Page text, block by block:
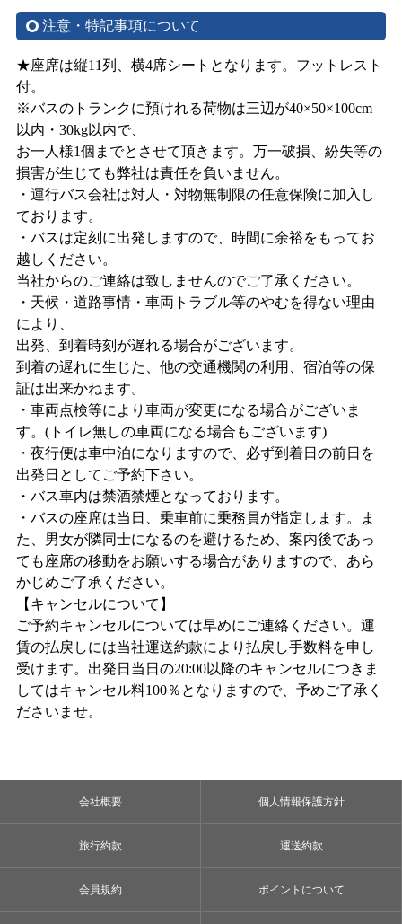
注意・特記事項について
★座席は縦11列、横4席シートとなります。フットレスト
付。
※バスのトランクに預けれる荷物は三辺が40×50×100cm
以内・30kg以内で、
お一人様1個までとさせて頂きます。万一破損、紛失等の
損害が生じても弊社は責任を負いません。
・運行バス会社は対人・対物無制限の任意保険に加入し
ております。
・バスは定刻に出発しますので、時間に余裕をもってお
越しください。
当社からのご連絡は致しませんのでご了承ください。
・天候・道路事情・車両トラブル等のやむを得ない理由
により、
出発、到着時刻が遅れる場合がございます。
到着の遅れに生じた、他の交通機関の利用、宿泊等の保
証は出来かねます。
・車両点検等により車両が変更になる場合がございま
す。(トイレ無しの車両になる場合もございます)
・夜行便は車中泊になりますので、必ず到着日の前日を
出発日としてご予約下さい。
・バス車内は禁酒禁煙となっております。
・バスの座席は当日、乗車前に乗務員が指定します。ま
た、男女が隣同士になるのを避けるため、案内後であっ
ても座席の移動をお願いする場合がありますので、あら
かじめご了承ください。
【キャンセルについて】
ご予約キャンセルについては早めにご連絡ください。運
賃の払戻しには当社運送約款により払戻し手数料を申し
受けます。出発日当日の20:00以降のキャンセルにつきま
してはキャンセル料100％となりますので、予めご了承く
ださいませ。
会社概要 個人情報保護方針
旅行約款 運送約款
会員規約 ポイントについて